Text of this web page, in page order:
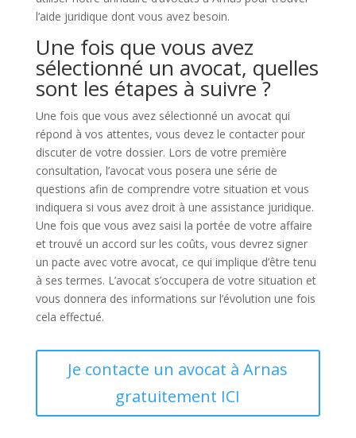
l’aide juridique dont vous avez besoin.
Une fois que vous avez
sélectionné un avocat, quelles
sont les étapes à suivre ?
Une fois que vous avez sélectionné un avocat qui
répond à vos attentes, vous devez le contacter pour
discuter de votre dossier. Lors de votre première
consultation, l’avocat vous posera une série de
questions afin de comprendre votre situation et vous
indiquera si vous avez droit à une assistance juridique.
Une fois que vous avez saisi la portée de votre affaire
et trouvé un accord sur les coûts, vous devrez signer
un pacte avec votre avocat, ce qui implique d’être tenu
à ses termes. L’avocat s’occupera de votre situation et
vous donnera des informations sur l’évolution une fois
cela effectué.
Je contacte un avocat à Arnas
gratuitement ICI